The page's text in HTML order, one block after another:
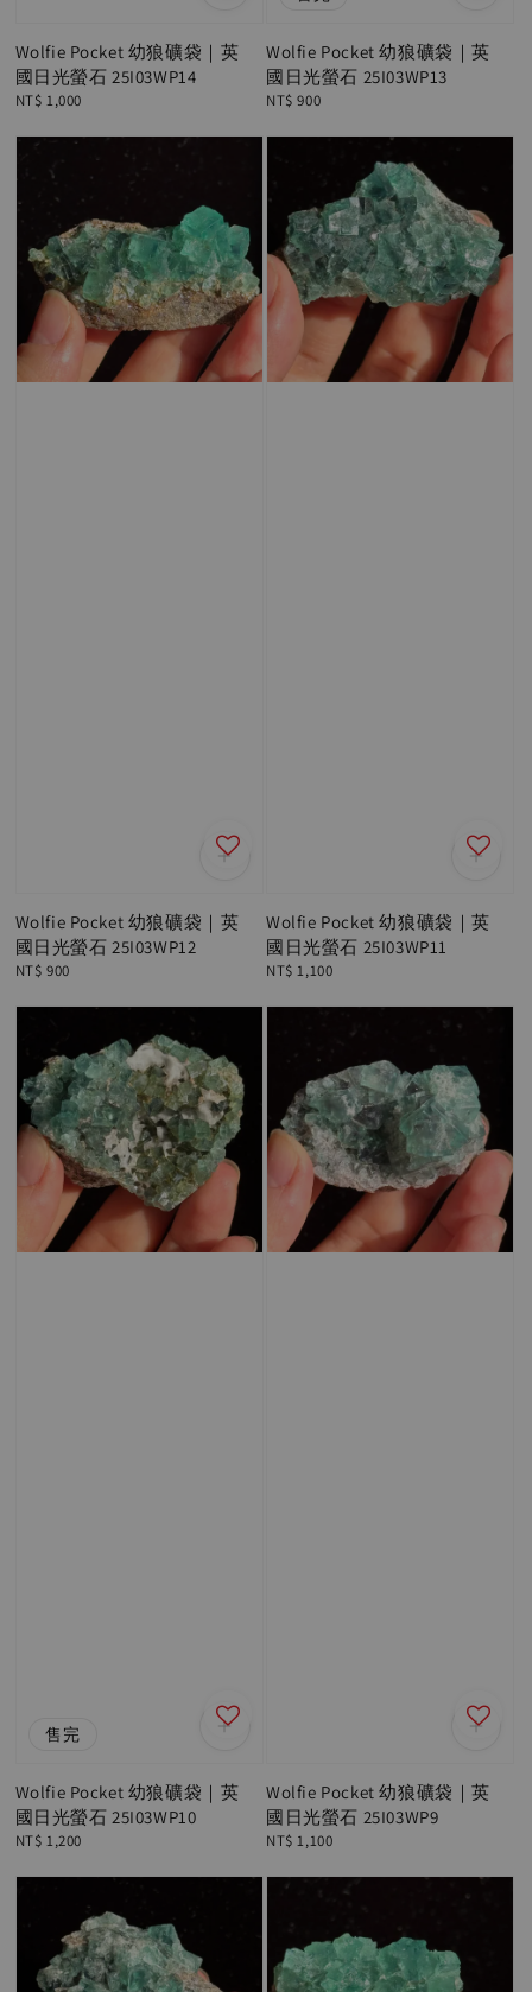
Wolfie Pocket 幼狼礦袋｜英
國日光螢石 25I03WP14
Regular
NT$ 1,000
Wolfie Pocket 幼狼礦袋｜英
國日光螢石 25I03WP13
Regular
NT$ 900
Wolfie Pocket 幼狼礦袋｜英
國日光螢石 25I03WP12
Regular
NT$ 900
Wolfie Pocket 幼狼礦袋｜英
國日光螢石 25I03WP11
Regular
NT$ 1,100
售完
Wolfie Pocket 幼狼礦袋｜英
國日光螢石 25I03WP10
Regular
NT$ 1,200
Wolfie Pocket 幼狼礦袋｜英
國日光螢石 25I03WP9
Regular
NT$ 1,100